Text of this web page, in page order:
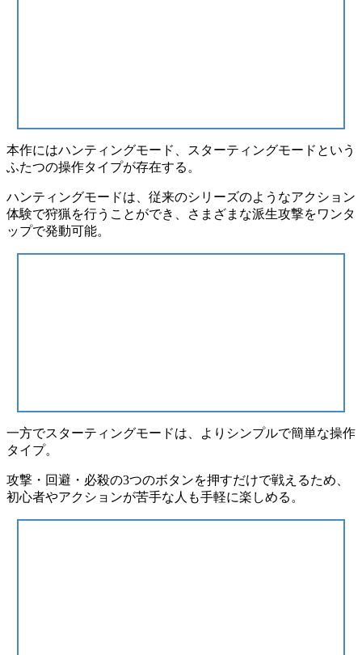
本作にはハンティングモード、スターティングモード という
ふたつの操作タイプが存在する。
ハンティングモードは、 従来のシリーズのようなアクション
体験で狩猟を行うことができ、さまざまな派生攻撃をワンタ
ップで発動可能。
一方でスターティングモードは、
よりシンプルで簡単な操作
タイプ。
攻撃・回避・必殺の3つのボタンを押すだけで戦えるため、
初心者やアクションが苦手な人も手軽に楽しめる。